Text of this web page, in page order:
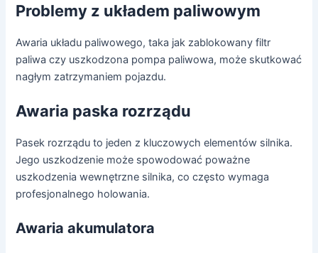
Problemy z układem paliwowym
Awaria układu paliwowego, taka jak zablokowany filtr
paliwa czy uszkodzona pompa paliwowa, może skutkować
nagłym zatrzymaniem pojazdu.
Awaria paska rozrządu
Pasek rozrządu to jeden z kluczowych elementów silnika.
Jego uszkodzenie może spowodować poważne
uszkodzenia wewnętrzne silnika, co często wymaga
profesjonalnego holowania.
Awaria akumulatora